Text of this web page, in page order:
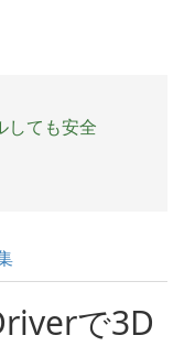
しても安全
で3D